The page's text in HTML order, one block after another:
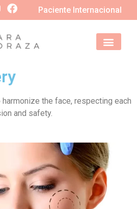
Paciente Internacional
the face, respecting each
and safety.